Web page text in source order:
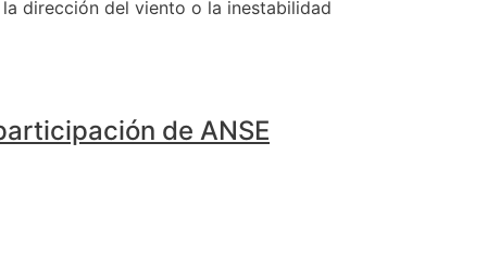
dirección del viento o la inestabilidad
de ANSE